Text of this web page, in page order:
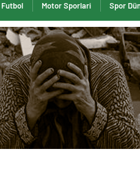
Futbol Motor Sporlari Spor